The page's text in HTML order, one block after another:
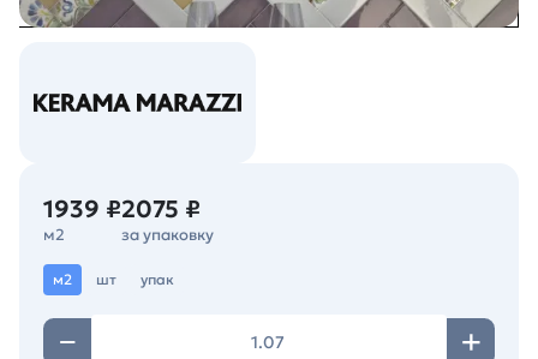
1939 ₽
м2
2075 ₽
за упаковку
м2 шт упак